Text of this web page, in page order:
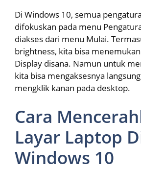
Di Windows 10, semua
difokuskan pada menu
diakses dari menu Mulai.
brightness, kita bisa
Display disana. Namun untuk
kita bisa mengaksesnya
mengklik kanan pada desktop.
Cara
Layar Laptop
Windows 10